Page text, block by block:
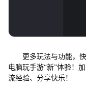
更多玩法与功能，快
电脑玩手游“新”体验！
流经验、分享快乐！